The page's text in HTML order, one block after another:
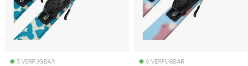
3 VERFÜGBAR 6 VERFÜGBAR